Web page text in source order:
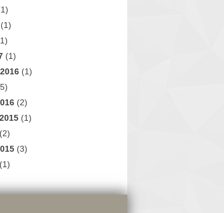
(1)
(1)
(1)
(2)
(1)
(2)
(3)
(1)